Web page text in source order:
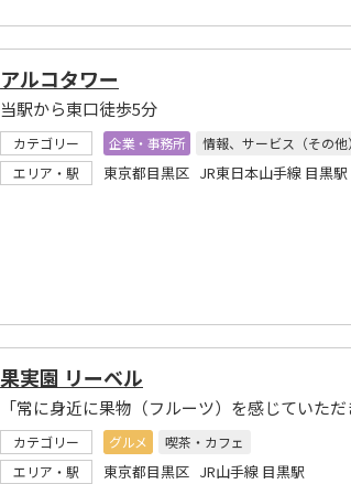
アルコタワー
当駅から東口徒歩5分
カテゴリー 企業・事務所
情報、サービス（その他）
エリア・駅
東京都目黒区 JR東日本山手線 目黒駅
果実園 リーベル
カテゴリー グルメ
喫茶・カフェ
エリア・駅
東京都目黒区 JR山手線 目黒駅